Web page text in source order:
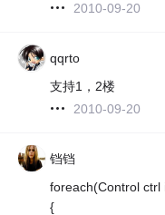
2010-09-20
qqrto
支持1，2楼
2010-09-20
铛铛
foreach(Control ctrl
{